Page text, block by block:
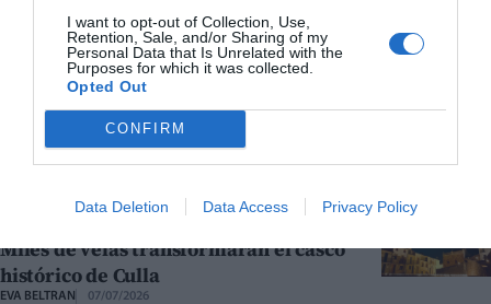
I want to opt-out of Collection, Use,
Retention, Sale, and/or Sharing of my
Personal Data that Is Unrelated with the
Purposes for which it was collected.
Opted Out
CONFIRM
Data Deletion Data Access Privacy Policy
forestal que pone en marcha un
operativo terrestre y aéreo
HUGO MORENO 08/07/2026
Un nuevo Plan Estratégico marca el
futuro turístico de Peñíscola hasta 2031
Miles de velas transformarán el casco
histórico de Culla
EVA BELTRAN 07/07/2026